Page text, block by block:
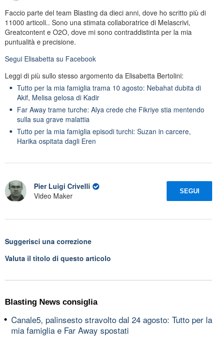
Faccio parte del team Blasting da dieci anni, dove ho scritto più di
11000 articoli.. Sono una stimata collaboratrice di Melascrivi,
Greatcontent e O2O, dove mi sono contraddistinta per la mia
puntualità e precisione.
Segui Elisabetta su Facebook
Leggi di più sullo stesso argomento da Elisabetta Bertolini:
Tutto per la mia famiglia trama 10 agosto: Nebahat dubita di
Akif, Melisa gelosa di Kadir
Far Away trame turche: Alya crede che Fikriye stia mentendo
sulla sua grave malattia
Tutto per la mia famiglia episodi turchi: Suzan in carcere,
Harika ospitata dagli Eren
Pier Luigi Crivelli
Video Maker
SEGUI
Suggerisci una correzione
Valuta il titolo di questo articolo
Blasting News consiglia
Canale5, palinsesto stravolto dal 24 agosto: Tutto per la
mia famiglia e Far Away spostati